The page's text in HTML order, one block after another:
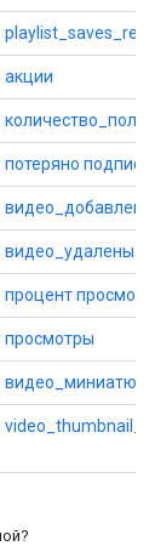
акции
потеряно
процент
просмотры